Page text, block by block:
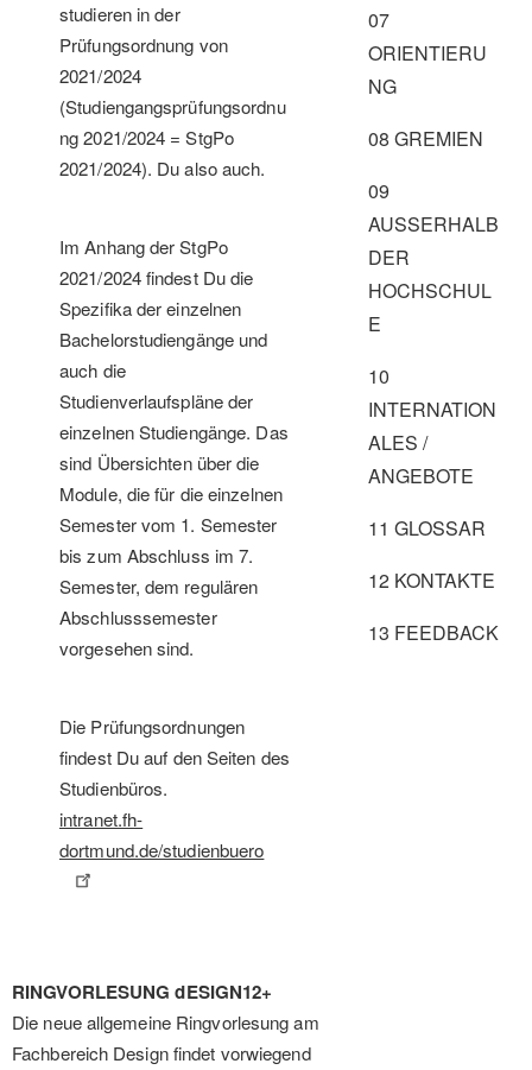
studieren in der
Prüfungsordnung von
2021/2024
(Studiengangsprüfungsordnu
ng 2021/2024 = StgPo
2021/2024). Du also auch.
Im Anhang der StgPo
2021/2024 findest Du die
Spezifika der einzelnen
Bachelorstudiengänge und
auch die
Studienverlaufspläne der
einzelnen Studiengänge. Das
sind Übersichten über die
Module, die für die einzelnen
Semester vom 1. Semester
bis zum Abschluss im 7.
Semester, dem regulären
Abschlusssemester
vorgesehen sind.
Die Prüfungsordnungen
findest Du auf den Seiten des
Studienbüros.
intranet.fh-
dortmund.de/studienbuero
RINGVORLESUNG dESIGN12+
Die neue allgemeine Ringvorlesung am
Fachbereich Design findet vorwiegend
07
ORIENTIERU
NG
08 GREMIEN
09
AUSSERHALB
DER
HOCHSCHUL
E
10
INTERNATION
ALES /
ANGEBOTE
11 GLOSSAR
12 KONTAKTE
13 FEEDBACK